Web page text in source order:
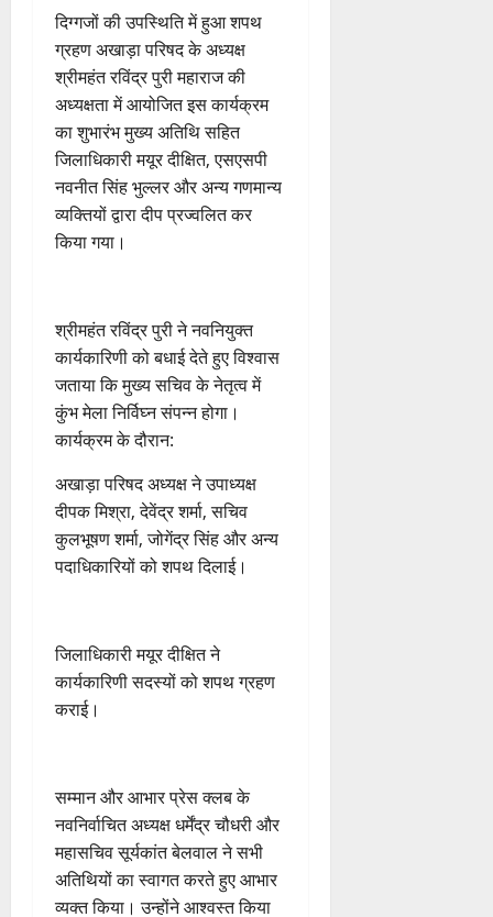
​दिग्गजों की उपस्थिति में हुआ शपथ
ग्रहण अखाड़ा परिषद के अध्यक्ष
श्रीमहंत रविंद्र पुरी महाराज की
अध्यक्षता में आयोजित इस कार्यक्रम
का शुभारंभ मुख्य अतिथि सहित
जिलाधिकारी मयूर दीक्षित, एसएसपी
नवनीत सिंह भुल्लर और अन्य गणमान्य
व्यक्तियों द्वारा दीप प्रज्वलित कर
किया गया।
श्रीमहंत रविंद्र पुरी ने नवनियुक्त
कार्यकारिणी को बधाई देते हुए विश्वास
जताया कि मुख्य सचिव के नेतृत्व में
कुंभ मेला निर्विघ्न संपन्न होगा।
कार्यक्रम के दौरान:
​अखाड़ा परिषद अध्यक्ष ने उपाध्यक्ष
दीपक मिश्रा, देवेंद्र शर्मा, सचिव
कुलभूषण शर्मा, जोगेंद्र सिंह और अन्य
पदाधिकारियों को शपथ दिलाई।
​जिलाधिकारी मयूर दीक्षित ने
कार्यकारिणी सदस्यों को शपथ ग्रहण
कराई।
​सम्मान और आभार प्रेस क्लब के
नवनिर्वाचित अध्यक्ष धर्मेंद्र चौधरी और
महासचिव सूर्यकांत बेलवाल ने सभी
अतिथियों का स्वागत करते हुए आभार
व्यक्त किया। उन्होंने आश्वस्त किया